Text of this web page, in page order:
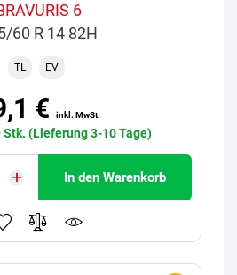
6
60 R 14 82H
TL EV
€ inkl. MwSt.
Stk. (Lieferung 3-10 Tage)
In den Warenkorb